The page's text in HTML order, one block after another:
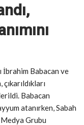
İbrahim Babacan ve
Babacan
atanırken, Sabah
Grubu